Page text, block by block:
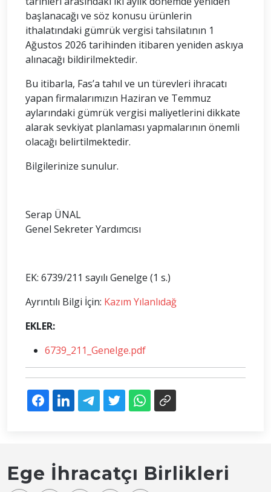
başlanacağı ve söz konusu ürünlerin
ithalatındaki gümrük vergisi tahsilatının 1
Ağustos 2026 tarihinden itibaren yeniden askıya
alınacağı bildirilmektedir.
Bu itibarla, Fas’a tahıl ve un türevleri ihracatı
yapan firmalarımızın Haziran ve Temmuz
aylarındaki gümrük vergisi maliyetlerini dikkate
alarak sevkiyat planlaması yapmalarının önemli
olacağı belirtilmektedir.
Bilgilerinize sunulur.
Serap ÜNAL
Genel Sekreter Yardımcısı
EK: 6739/211 sayılı Genelge (1 s.)
Ayrıntılı Bilgi İçin: Kazım Yılanlıdağ
EKLER:
6739_211_Genelge.pdf
Ege İhracatçı Birlikleri